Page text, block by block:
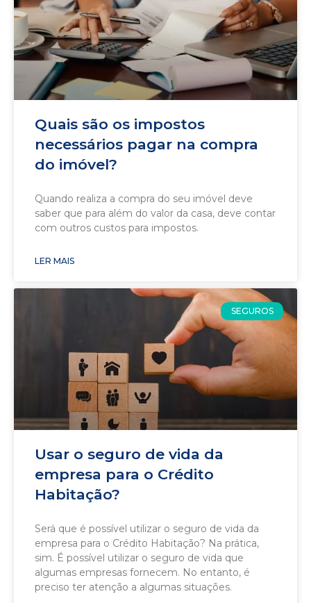
Quais são os impostos
necessários pagar na compra
do imóvel?
Quando realiza a compra do seu imóvel deve
saber que para além do valor da casa, deve contar
com outros custos para impostos.
LER MAIS
SEGUROS
Usar o seguro de vida da
empresa para o Crédito
Habitação?
Será que é possível utilizar o seguro de vida da
empresa para o Crédito Habitação? Na prática,
sim. É possível utilizar o seguro de vida que
algumas empresas fornecem. No entanto, é
preciso ter atenção a algumas situações.